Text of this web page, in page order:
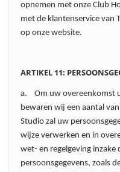
opnemen met onze Club
met de klantenservice van
op onze website.
ARTIKEL 11:
a. Om uw overeenkomst
bewaren wij een aantal
Studio zal uw
wijze verwerken en in
wet- en regelgeving inzake
persoonsgegevens, zoals